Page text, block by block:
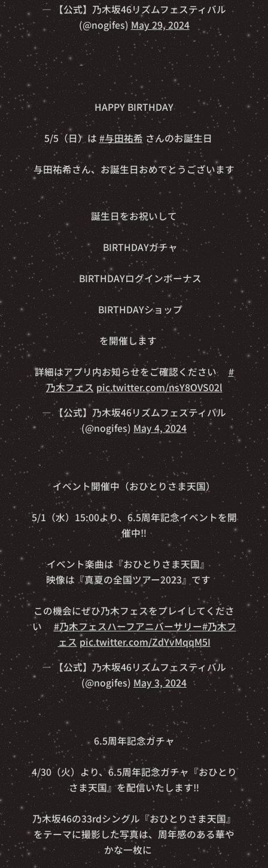
— 【公式】乃木坂46リズムフェスティバル
(@nogifes)May 29, 2024
🎈🎂HAPPY BIRTHDAY🎂🎈
5/5（日）は #与田祐希 さんのお誕生日🍠
与田祐希さん、お誕生日おめでとうございます
🎉
誕生日をお祝いして
🎁BIRTHDAYガチャ
🎁BIRTHDAYログインボーナス
🎁BIRTHDAYショップ
を開催します❗️
詳細はアプリ内お知らせをご確認ください🎵#
乃木フェス pic.twitter.com/nsY8OVS02l
— 【公式】乃木坂46リズムフェスティバル
(@nogifes) May 4, 2024
🎊イベント開催中（おひとりさま天国）🎊
5/1（水）15:00より、6.5周年記念イベントを開
催中‼️
イベント楽曲は『おひとりさま天国』🎵
映像は『真夏の全国ツアー2023』です🎥
この機会にぜひ乃木フェスをプレイしてくださ
い🎉 #乃木フェスハーフアニバーサリー#乃木フ
ェス pic.twitter.com/ZdYvMqqM5I
— 【公式】乃木坂46リズムフェスティバル
(@nogifes) May 3, 2024
🎉6.5周年記念ガチャ🎉
4/30（火）より、6.5周年記念ガチャ『おひとり
さま天国』を配信いたします‼️
乃木坂46の33rdシングル『おひとりさま天国』
をテーマに撮影した写真は、周年感のある華や
かな一枚に🏖️